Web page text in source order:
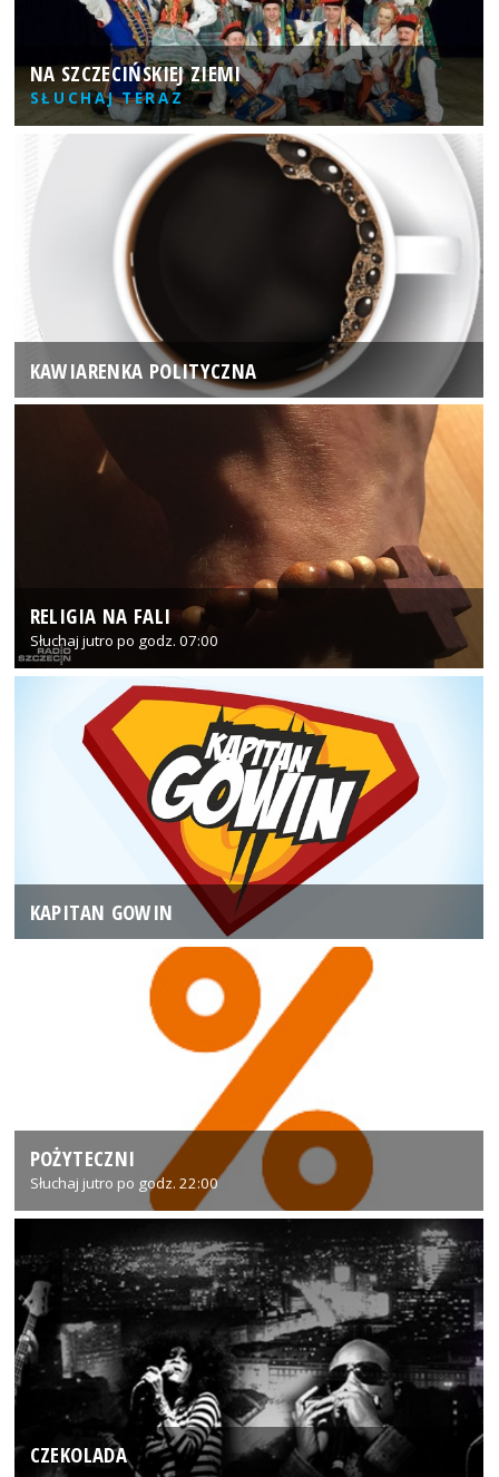
NA SZCZECIŃSKIEJ ZIEMI
SŁUCHAJ TERAZ
KAWIARENKA POLITYCZNA
RELIGIA NA FALI
Słuchaj jutro po godz. 07:00
KAPITAN GOWIN
POŻYTECZNI
Słuchaj jutro po godz. 22:00
CZEKOLADA